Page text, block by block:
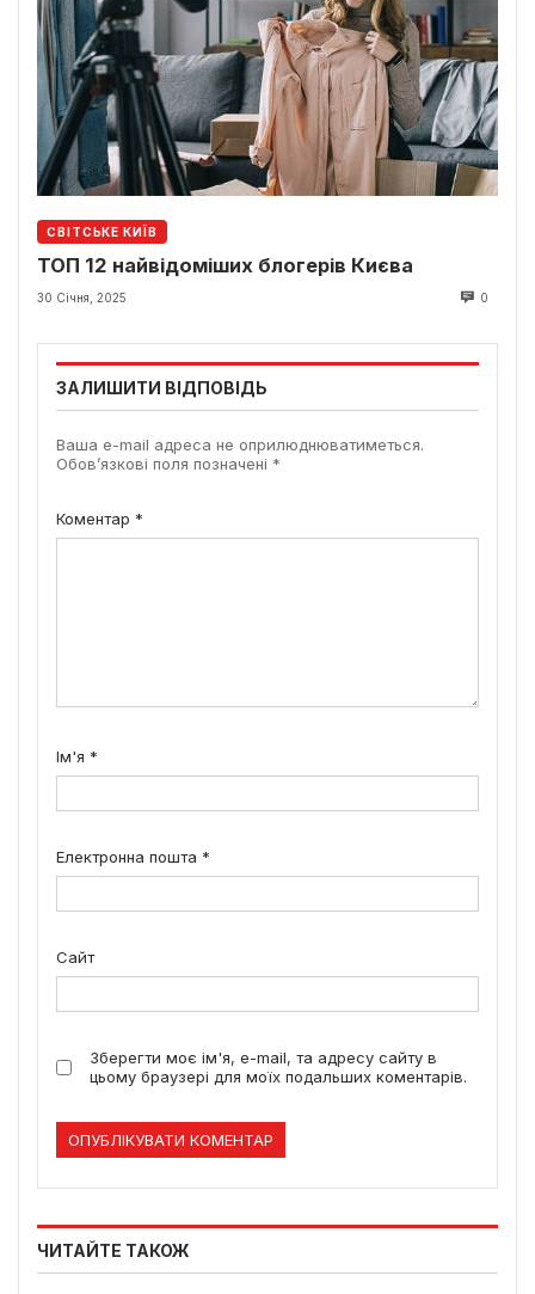
СВІТСЬКЕ КИЇВ
ТОП 12 найвідоміших блогерів Києва
30 Січня, 2025 0
ЗАЛИШИТИ ВІДПОВІДЬ
Ваша e-mail адреса не оприлюднюватиметься.
Обов’язкові поля позначені *
Коментар *
Ім'я *
Електронна пошта *
Сайт
Зберегти моє ім'я, e-mail, та адресу сайту в
цьому браузері для моїх подальших коментарів.
ЧИТАЙТЕ ТАКОЖ